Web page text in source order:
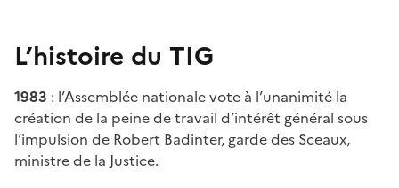
L’histoire du TIG
1983 : l’Assemblée nationale vote à l’unanimité la
création de la peine de travail d’intérêt général sous
l’impulsion de Robert Badinter, garde des Sceaux,
ministre de la Justice.